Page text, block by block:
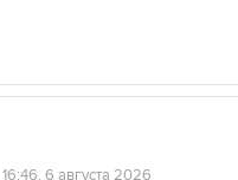
16:46, 6 августа 2026